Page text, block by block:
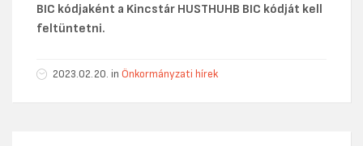
BIC kódjaként a Kincstár HUSTHUHB BIC kódját kell
feltüntetni.
2023.02.20. in Önkormányzati hírek